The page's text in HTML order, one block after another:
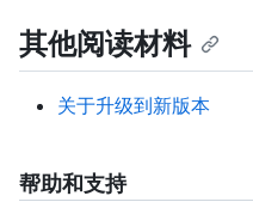
其他阅读材料
关于升级到新版本
帮助和支持